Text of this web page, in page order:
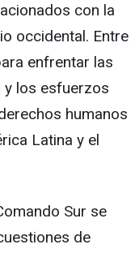
con la
occidental. Entre
enfrentar las
y los esfuerzos
humanos
Latina y el
Sur se
de